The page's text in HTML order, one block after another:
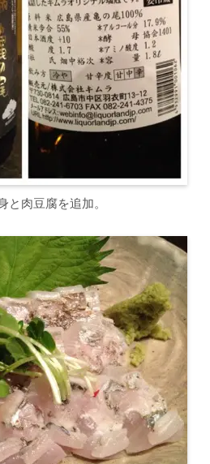
と肉豆腐を追加。